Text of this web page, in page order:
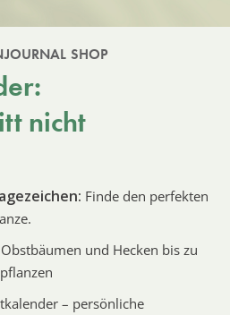
SHOP
nicht
Finde den perfekten
und Hecken bis zu
– persönliche